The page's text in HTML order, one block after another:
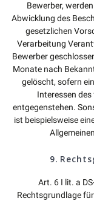
Bewerber,
Abwicklung des
gesetzlichen
Verarbeitung
Bewerber
Monate nach
gelöscht, sofern
Interessen
entgegenstehen.
ist beispielsweise
9.
Art. 6 I lit. a
Rechtsgrundlage